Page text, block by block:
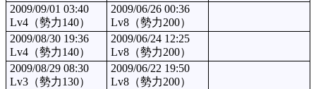
2009/09/01 03:40
Lv4（勢力140）
2009/06/26 00:36
Lv8（勢力200）
2009/08/30 19:36
Lv4（勢力140）
2009/06/24 12:25
Lv8（勢力200）
2009/08/29 08:30
Lv3（勢力130）
2009/06/22 19:50
Lv8（勢力200）